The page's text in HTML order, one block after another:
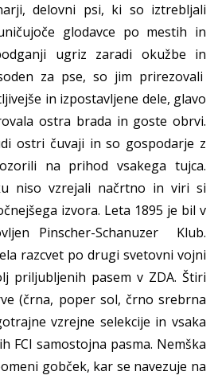
delovni psi, ki so iztrebljali
glodavce po mestih in
ugriz zaradi okužbe in
za pse, so jim prirezovali
in izpostavljene dele, glavo
ostra brada in goste obrvi.
ostri čuvaji in so gospodarje z
na prihod vsakega tujca.
niso vzrejali načrtno in viri si
izvora. Leta 1895 je bil v
Pinscher-Schanuzer Klub.
razcvet po drugi svetovni vojni
priljubljenih pasem v ZDA. Štiri
(črna, poper sol, črno srebrna
vzrejne selekcije in vsaka
FCI samostojna pasma. Nemška
gobček, kar se navezuje na